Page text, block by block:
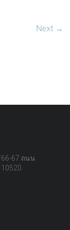
Next →
67 ถนน